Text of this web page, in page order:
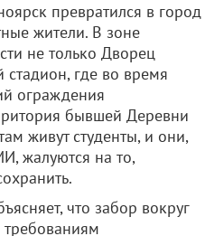
превратился в город
жители. В зоне
не только Дворец
где во время
ограждения
бывшей Деревни
живут студенты, и они,
жалуются на то,
что забор вокруг
требованиям